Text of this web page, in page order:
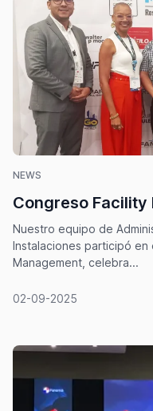
NEWS
Congreso
Nuestro equipo de
Instalaciones participó
Management, celebra...
02-09-2025